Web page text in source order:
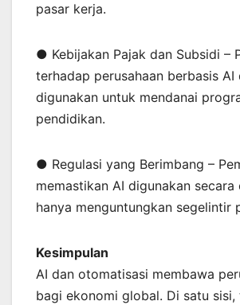
pasar kerja.
● Kebijakan Pajak dan Subsidi –
terhadap perusahaan berbasis AI
digunakan untuk mendanai
pendidikan.
● Regulasi yang Berimbang –
memastikan AI digunakan
hanya menguntungkan segelintir
Kesimpulan
AI dan otomatisasi membawa
bagi ekonomi global. Di satu